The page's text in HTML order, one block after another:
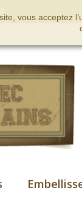
vous acceptez